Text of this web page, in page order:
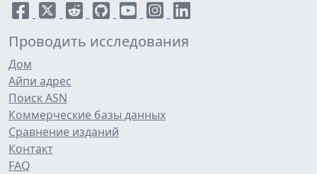
Проводить исследования
Дом
Айпи адрес
Поиск ASN
Коммерческие базы данных
Сравнение изданий
Контакт
FAQ